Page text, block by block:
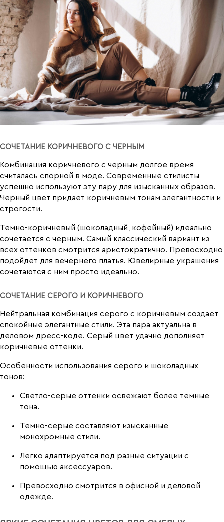
СОЧЕТАНИЕ КОРИЧНЕВОГО С ЧЕРНЫМ
Комбинация коричневого с черным долгое время
считалась спорной в моде. Современные стилисты
успешно используют эту пару для изысканных образов.
Черный цвет придает коричневым тонам элегантности и
строгости.
Темно-коричневый (шоколадный, кофейный) идеально
сочетается с черным. Самый классический вариант из
всех оттенков смотрится аристократично. Превосходно
подойдет для вечернего платья. Ювелирные украшения
сочетаются с ним просто идеально.
СОЧЕТАНИЕ СЕРОГО И КОРИЧНЕВОГО
Нейтральная комбинация серого с коричневым создает
спокойные элегантные стили. Эта пара актуальна в
деловом дресс-коде. Серый цвет удачно дополняет
коричневые оттенки.
Особенности использования серого и шоколадных
тонов:
Светло-серые оттенки освежают более темные
тона.
Темно-серые составляют изысканные
монохромные стили.
Легко адаптируется под разные ситуации с
помощью аксессуаров.
Превосходно смотрится в офисной и деловой
одежде.